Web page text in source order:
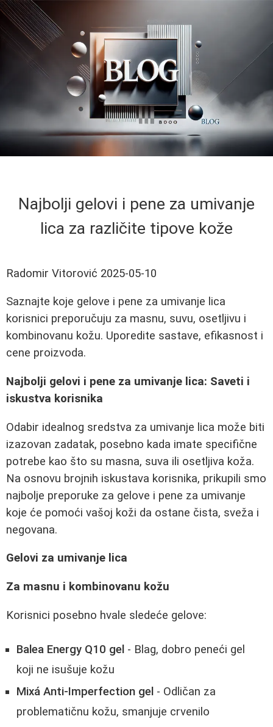
Najbolji gelovi i pene za umivanje
lica za različite tipove kože
Radomir Vitorović 2025-05-10
Saznajte koje gelove i pene za umivanje lica
korisnici preporučuju za masnu, suvu, osetljivu i
kombinovanu kožu. Uporedite sastave, efikasnost i
cene proizvoda.
Najbolji gelovi i pene za umivanje lica: Saveti i
iskustva korisnika
Odabir idealnog sredstva za umivanje lica može biti
izazovan zadatak, posebno kada imate specifične
potrebe kao što su masna, suva ili osetljiva koža.
Na osnovu brojnih iskustava korisnika, prikupili smo
najbolje preporuke za gelove i pene za umivanje
koje će pomoći vašoj koži da ostane čista, sveža i
negovana.
Gelovi za umivanje lica
Za masnu i kombinovanu kožu
Korisnici posebno hvale sledeće gelove:
Balea Energy Q10 gel - Blag, dobro peneći gel
koji ne isušuje kožu
Mixá Anti-Imperfection gel - Odličan za
problematičnu kožu, smanjuje crvenilo